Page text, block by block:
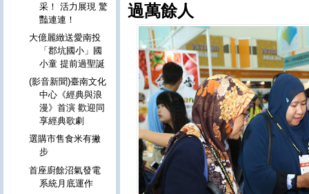
過萬餘人
采！ 活力展現 驚
豔連連！
大億麗緻送愛南投
「郡坑國小」國
小童 提前過聖誕
(影音新聞)臺南文化
中心《經典與浪
漫》首演 歡迎同
享經典歌劇
選購市售食米有撇
步
首座廚餘沼氣發電
系統月底運作